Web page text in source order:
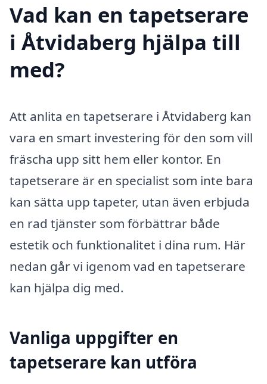
Vad kan en tapetserare
i Åtvidaberg hjälpa till
med?
Att anlita en tapetserare i Åtvidaberg kan
vara en smart investering för den som vill
fräscha upp sitt hem eller kontor. En
tapetserare är en specialist som inte bara
kan sätta upp tapeter, utan även erbjuda
en rad tjänster som förbättrar både
estetik och funktionalitet i dina rum. Här
nedan går vi igenom vad en tapetserare
kan hjälpa dig med.
Vanliga uppgifter en
tapetserare kan utföra